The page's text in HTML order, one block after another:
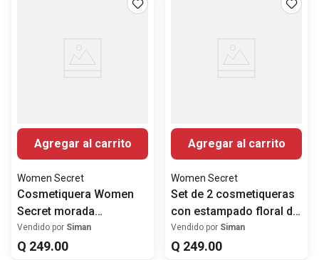
Agregar al carrito
Women Secret
Cosmetiquera Women
Secret morada
estampado Snoopy
Vendido por Siman
Q 249.00
Agregar al carrito
Women Secret
Set de 2 cosmetiqueras
con estampado floral de
Charlie Brown
Vendido por Siman
Q 249.00